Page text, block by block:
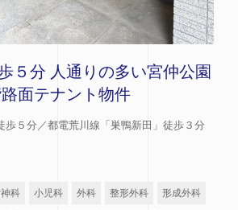
５分 人通りの多い宮仲公園
面テナント物件
歩５分／都電荒川線「巣鴨新田」徒歩３分
科 小児科 外科 整形外科 形成外科